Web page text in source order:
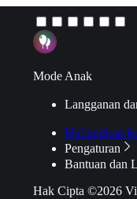
Mode Anak
Langganan
Hubungkan
Pengaturan
Bantuan dan
Hak Cipta ©2026